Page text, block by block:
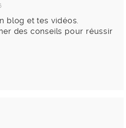
blog et tes vidéos.
des conseils pour réussir